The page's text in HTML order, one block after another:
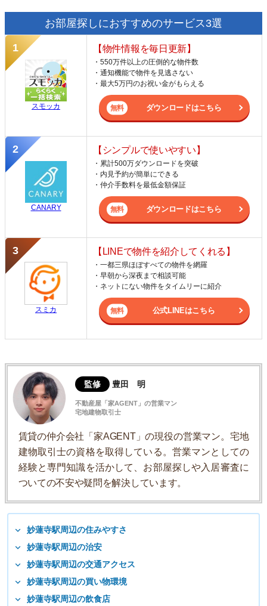
お部屋探しにおすすめのサービス3選
スモッカ
【物件情報を毎日更新】
・550万件以上の圧倒的な物件数
・通知機能で物件を見逃さない
・最大5万円のお祝い金がもらえる
ダウンロードはこちら
CANARY
【シンプルで使いやすい】
・累計500万ダウンロードを突破
・内見予約が簡単にできる
・仲介手数料を最低金額保証
ダウンロードはこちら
スミカ
【LINEで物件を紹介してくれる】
・一都三県ほぼすべての物件を網羅
・早朝から深夜まで相談可能
・ネットにない物件をタイムリーに紹介
公式LINEはこちら
監修 豊田 明
不動産屋「家AGENT」の営業マン
宅地建物取引士
賃貸の仲介会社「家AGENT」の現役の営業マン。宅地
建物取引士の資格を取得している。営業マンとしての
経験と専門知識を活かして、お部屋探しや入居審査に
ついての不安や疑問を解決しています。
妙蓮寺駅周辺の住みやすさ
妙蓮寺駅周辺の治安
妙蓮寺駅周辺の交通アクセス
妙蓮寺駅周辺の買い物環境
妙蓮寺駅周辺の飲食店